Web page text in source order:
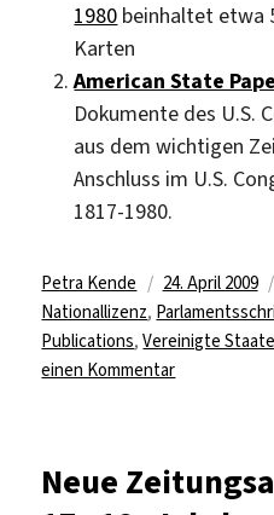
1980 beinhaltet etwa
Karten
American State
Dokumente des U.S.
aus dem wichtigen
Anschluss im U.S.
1817-1980.
Autor
Petra Kende
Veröffentlicht
am
24. April 2009
Nationallizenz,
Publications,Vereinigte
einen Kommentarzu
von
Neue